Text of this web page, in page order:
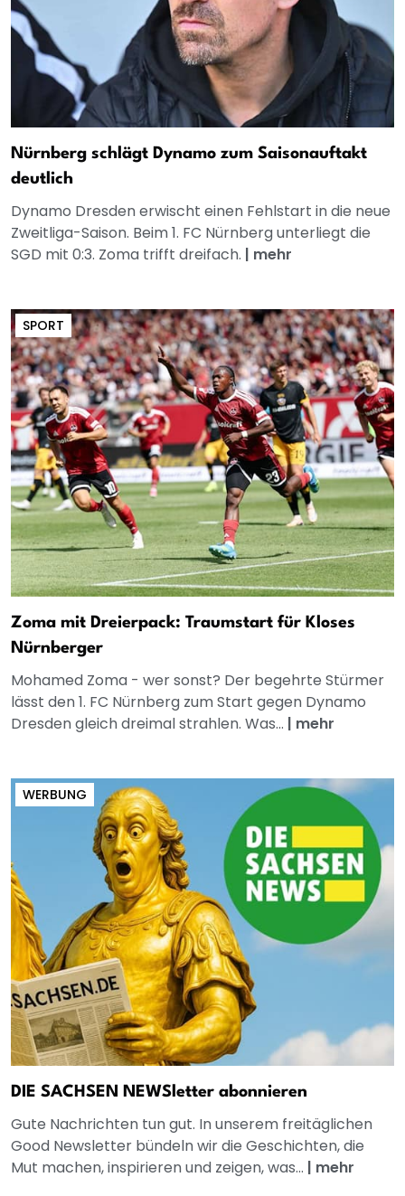
Nürnberg schlägt Dynamo zum Saisonauftakt
deutlich
Dynamo Dresden erwischt einen Fehlstart in die neue
Zweitliga-Saison. Beim 1. FC Nürnberg unterliegt die
SGD mit 0:3. Zoma trifft dreifach. | mehr
SPORT
Zoma mit Dreierpack: Traumstart für Kloses
Nürnberger
Mohamed Zoma - wer sonst? Der begehrte Stürmer
lässt den 1. FC Nürnberg zum Start gegen Dynamo
Dresden gleich dreimal strahlen. Was... | mehr
WERBUNG
DIE SACHSEN NEWSletter abonnieren
Gute Nachrichten tun gut. In unserem freitäglichen
Good Newsletter bündeln wir die Geschichten, die
Mut machen, inspirieren und zeigen, was... | mehr